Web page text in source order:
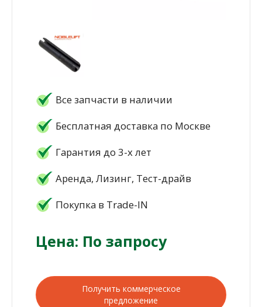
Все запчасти в наличии
Бесплатная доставка по Москве
Гарантия до 3-х лет
Аренда, Лизинг, Тест-драйв
Покупка в Trade-IN
Цена: По запросу
Получить коммерческое
предложение